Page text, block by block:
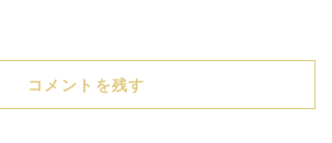
コメントを残す